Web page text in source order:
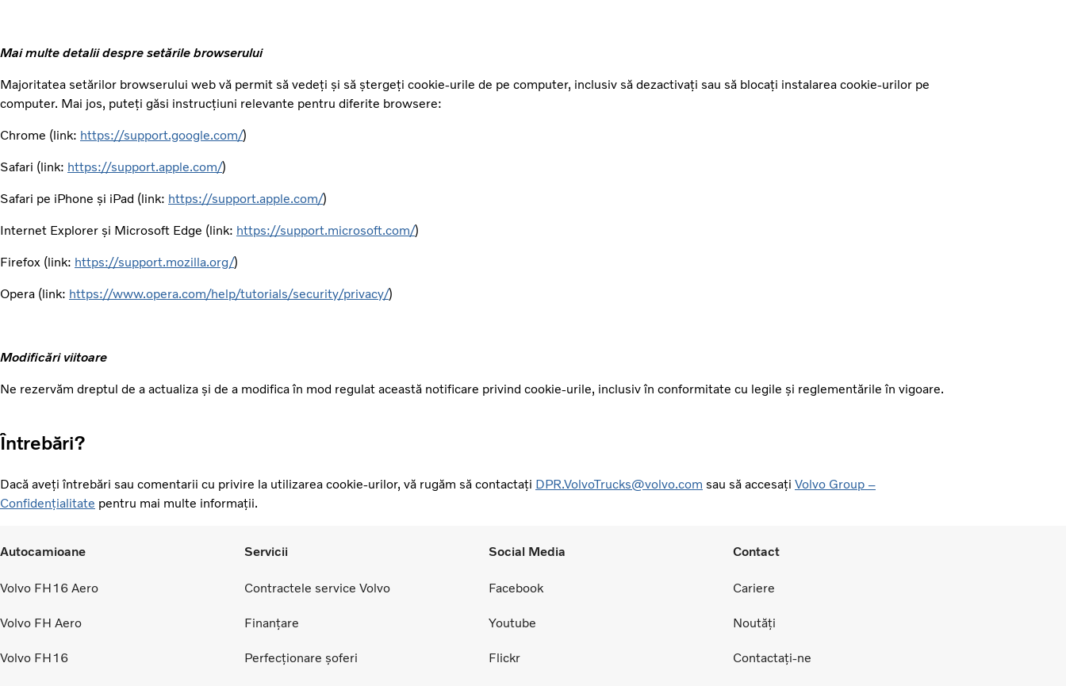
Mai multe detalii despre setările browserului
Majoritatea setărilor browserului web vă permit să vedeți și să ștergeți cookie-urile de pe computer, inclusiv să dezactivați sau să blocați instalarea cookie-urilor pe
computer. Mai jos, puteți găsi instrucțiuni relevante pentru diferite browsere:
Chrome (link: https://support.google.com/)
Safari (link: https://support.apple.com/)
Safari pe iPhone și iPad (link: https://support.apple.com/)
Internet Explorer și Microsoft Edge (link: https://support.microsoft.com/)
Firefox (link: https://support.mozilla.org/)
Opera (link: https://www.opera.com/help/tutorials/security/privacy/)
Modificări viitoare
Ne rezervăm dreptul de a actualiza și de a modifica în mod regulat această notificare privind cookie-urile, inclusiv în conformitate cu legile și reglementările în vigoare.
Întrebări?
Dacă aveți întrebări sau comentarii cu privire la utilizarea cookie-urilor, vă rugăm să contactați DPR.VolvoTrucks@volvo.com sau să accesați Volvo Group –
Confidențialitate pentru mai multe informații.
Autocamioane
Volvo FH16 Aero
Volvo FH Aero
Volvo FH16
Servicii
Contractele service Volvo
Finanțare
Perfecționare șoferi
Social Media
Facebook
Youtube
Flickr
Contact
Cariere
Noutăți
Contactați-ne